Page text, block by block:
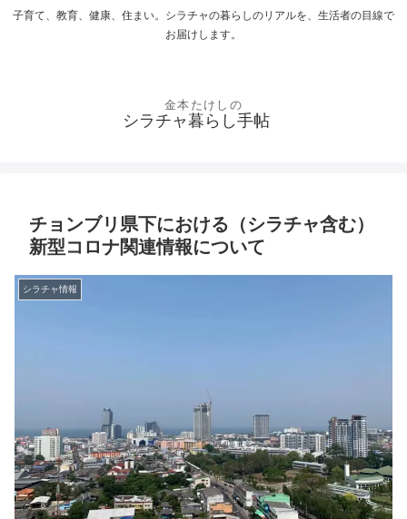
子育て、教育、健康、住まい。シラチャの暮らしのリアルを、生活者の目線で
お届けします。
シラチャ暮らし手帖
チョンブリ県下における（シラチャ含む）
新型コロナ関連情報について
シラチャ情報